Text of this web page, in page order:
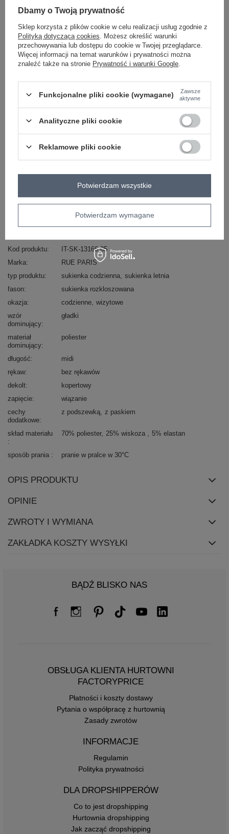
camelowy
One size 5906694134401 -
Zobacz wszystkie kolory (+2)
ZALOGUJ SIĘ I ZOBACZ CENĘ
+48 601 547 740 Zadaj pytanie
sposób prania : pranie w pralce w 30°C
Kod produktu
IT-SK-13166.85
Marka
RUE PARIS
typ produktu
sukienka codzienna sukienka letnia
fason
sukienka rozkloszowana
okazja
codzienne wizytowe
wzór
dominujący
gładki
materiał
dominujący
poliester
długość
midi
rękaw
bez rękawów
dekolt
kopertowy
zapięcie
wiązanie
cechy
dodatkowe
z podszewką z paskiem
skład materiału 70% poliester 25% wiskoza 5% elastan
sposób prania pranie w pralce w 30°C
OPIS PRODUKTU
OPINIE
ZWROTY I WYMIANA
ZAKŁADKA KOSZTY WYSYŁKI
BĄDŹ BLISKO NAS
OBSŁUGA KLIENTA HURTOWNI
FACTORYPRICE
Płatności i koszty dostawy
Pytania o współpracę z hurtownią
Zasady zwrotów
INFORMACJE
Regulamin
Polityka prywatności
DLA DROPSHIPPERÓW
Co to jest dropshipping
Hurtownia dropshipping
Jak zacząć dropshipping
Dbamy o Twoją prywatność
Sklep korzysta z plików cookie w celu realizacji usług zgodnie z
Polityką dotyczącą cookies . Możesz określić warunki
przechowywania lub dostępu do cookie w Twojej przeglądarce.
Więcej informacji na temat warunków i prywatności można
znaleźć także na stronie Prywatność i warunki Google
Funkcjonalne pliki cookie (wymagane)
Zawsze
aktywne
Analityczne pliki cookie
Reklamowe pliki cookie
Potwierdzam wymagane
Potwierdzam wszystkie